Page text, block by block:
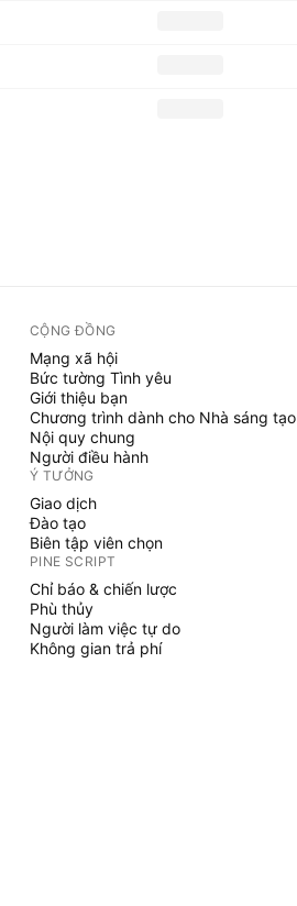
CỘNG ĐỒNG
Mạng xã hội
Bức tường Tình yêu
Giới thiệu bạn
Chương trình dành cho Nhà sáng tạo
Nội quy chung
Người điều hành
Ý TƯỞNG
Giao dịch
Đào tạo
Biên tập viên chọn
PINE SCRIPT
Chỉ báo & chiến lược
Phù thủy
Người làm việc tự do
Không gian trả phí